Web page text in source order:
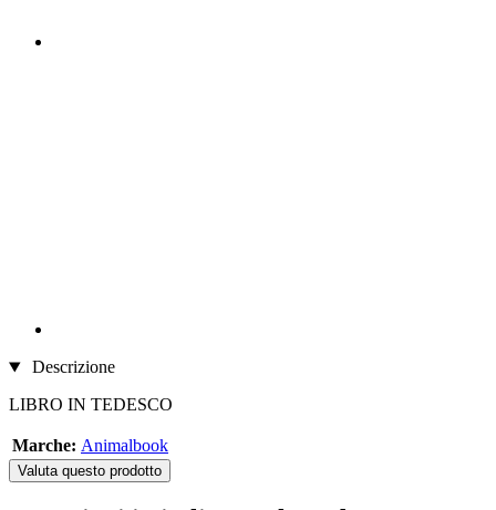
Descrizione
LIBRO IN TEDESCO
Marche: Animalbook
Valuta questo prodotto